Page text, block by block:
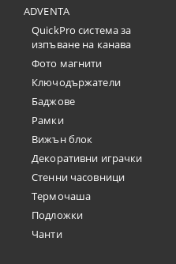
ADVENTA
QuickPro система за
изпъване на канава
Фото магнити
Ключодържатели
Баджове
Рамки
Вижън блок
Декоративни играчки
Стенни часовници
Термочашa
Подложки
Чанти